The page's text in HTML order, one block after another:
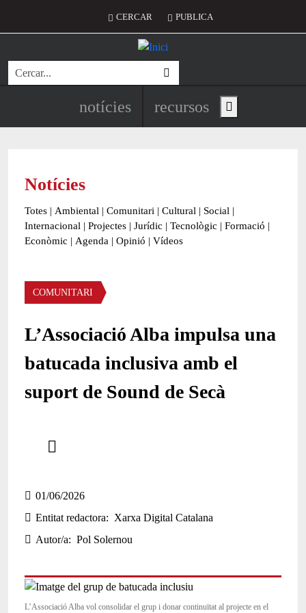
Menú del compte d'usuari
CERCAR PUBLICA
Cerca
Navegació principal de
notícies recursos Show main menu
Notícies
Totes | Ambiental | Comunitari | Cultural | Social |
Internacional | Projectes | Jurídic | Tecnològic | Formació |
Econòmic | Agenda | Opinió | Vídeos
Àmbit de la notícia
COMUNITARI
L’Associació Alba impulsa una
batucada inclusiva amb el
suport de Sound de Secà
01/06/2026
Entitat redactora
Xarxa Digital Catalana
Autor/a
Pol Solernou
L’Associació Alba vol consolidar el grup i donar continuïtat al projecte en el